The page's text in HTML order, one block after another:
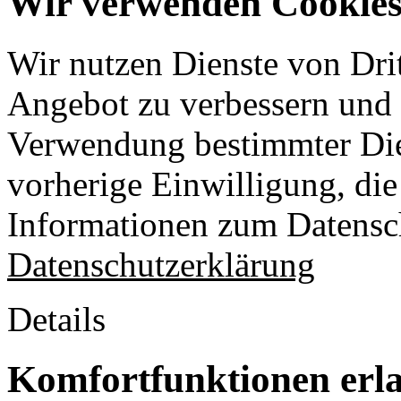
Wir nutzen Dienste von
Angebot zu verbessern
Verwendung bestimmter
vorherige Einwilligung,
Informationen zum
Datenschutzerklärung
Details
Komfortfunktionen